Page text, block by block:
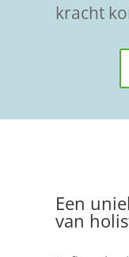
kracht
Een
van